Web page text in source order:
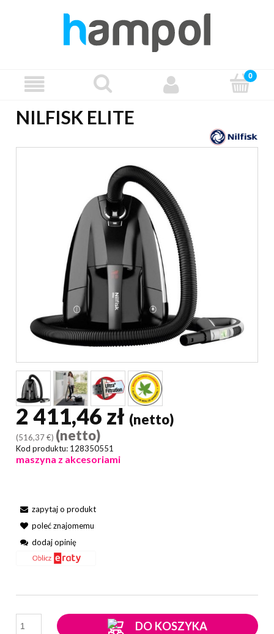
NILFISK ELITE
2 411,46 zł (netto)
(516,37 €) (netto)
Kod produktu: 128350551
maszyna z akcesoriami
zapytaj o produkt
poleć znajomemu
dodaj opinię
DO KOSZYKA